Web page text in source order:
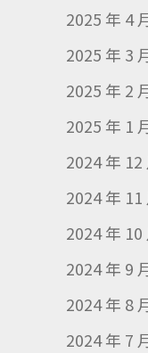
2025 年 4
2025 年 3
2025 年 2
2025 年 1
2024 年 12
2024 年 11
2024 年 10
2024 年 9
2024 年 8
2024 年 7